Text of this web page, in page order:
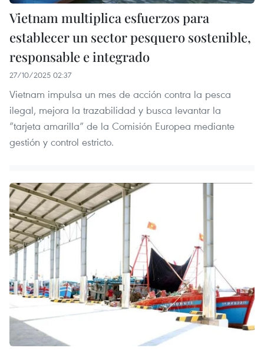
Vietnam multiplica esfuerzos para
establecer un sector pesquero sostenible,
responsable e integrado
27/10/2025 02:37
Vietnam impulsa un mes de acción contra la pesca
ilegal, mejora la trazabilidad y busca levantar la
“tarjeta amarilla” de la Comisión Europea mediante
gestión y control estricto.